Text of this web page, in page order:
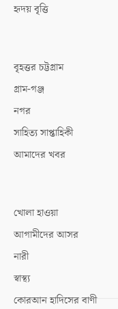
হৃদয় বৃত্তি
বৃহত্তর চট্টগ্রাম
গ্রাম-গঞ্জ
নগর
সাহিত্য সাপ্তাহিকী
আমাদের খবর
খোলা হাওয়া
আগামীদের আসর
নারী
স্বাস্থ্য
কোরআন হাদিসের বাণী